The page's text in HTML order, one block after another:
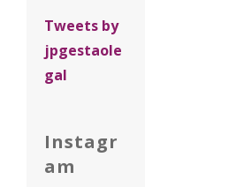
Tweets by
jpgestaole
gal
Instagr
am